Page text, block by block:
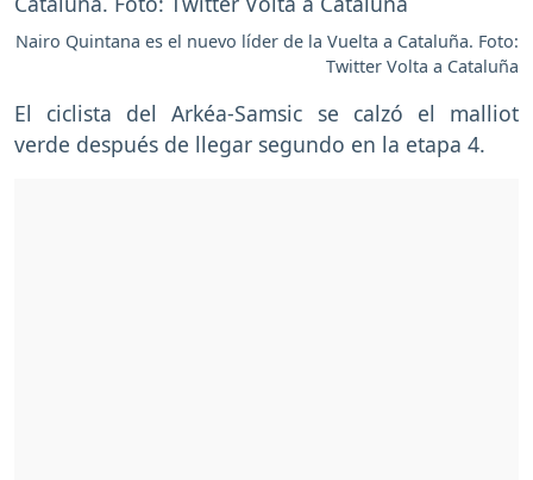
Nairo Quintana es el nuevo líder de la Vuelta a Cataluña. Foto:
Twitter Volta a Cataluña
El ciclista del Arkéa-Samsic se calzó el malliot
verde después de llegar segundo en la etapa 4.